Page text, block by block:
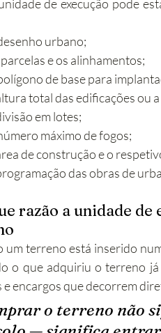
de execução pode
urbano;
e os alinhamentos;
de base para
total das edificações ou
em lotes;
máximo de fogos;
de construção e o
das obras de
razão a unidade
um terreno está inserido
o que adquiriu o terreno
e encargos que decorrem
o terreno não